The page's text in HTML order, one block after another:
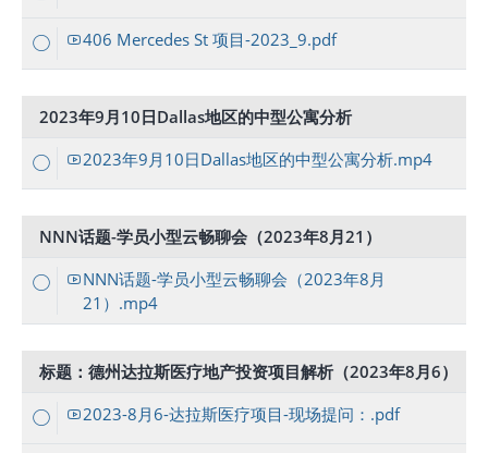
406 Mercedes St 项目-2023_9.pdf
2023年9月10日Dallas地区的中型公寓分析
2023年9月10日Dallas地区的中型公寓分析.mp4
NNN话题-学员小型云畅聊会（2023年8月21）
NNN话题-学员小型云畅聊会（2023年8月
21）.mp4
标题：德州达拉斯医疗地产投资项目解析（2023年8月6）
2023-8月6-达拉斯医疗项目-现场提问：.pdf